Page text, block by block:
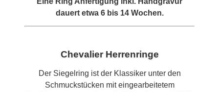
dauert etwa 6 bis 14 Wochen.
Chevalier Herrenringe
Der Siegelring ist der Klassiker unter den
Schmuckstücken mit eingearbeitetem